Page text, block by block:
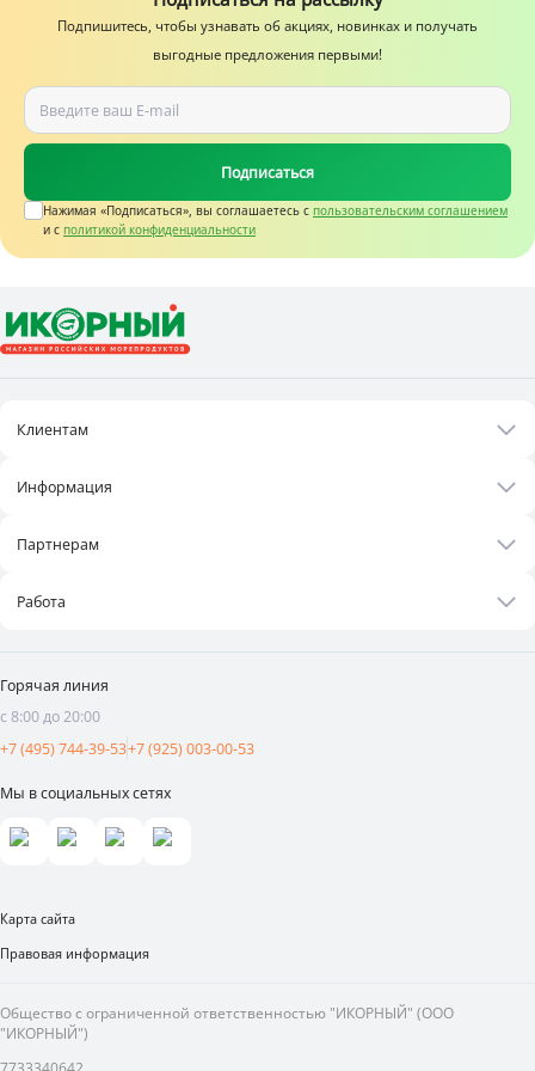
повседневного употребления.
Подпишитесь, чтобы узнавать об акциях, новинках и получать
выгодные предложения первыми!
Подписаться
Нажимая «Подписаться», вы соглашаетесь c пользовательским соглашением
и с политикой конфиденциальности
Клиентам
Бонусная программа
Информация
Статьи
Видеоотзывы
Партнерам
Поставщикам
Аренда площадей
Реклама и продвижение
Работа
Вакансии
Мы в социальных сетях
Горячая линия
с 8:00 до 20:00
+7 (495) 744-39-53+7 (925) 003-00-53
Карта сайта
Правовая информация
Общество с ограниченной ответственностью "ИКОРНЫЙ" (ООО
"ИКОРНЫЙ")